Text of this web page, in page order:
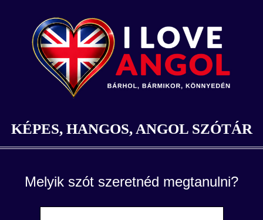
KÉPES, HANGOS, ANGOL SZÓTÁR
Melyik szót szeretnéd megtanulni?